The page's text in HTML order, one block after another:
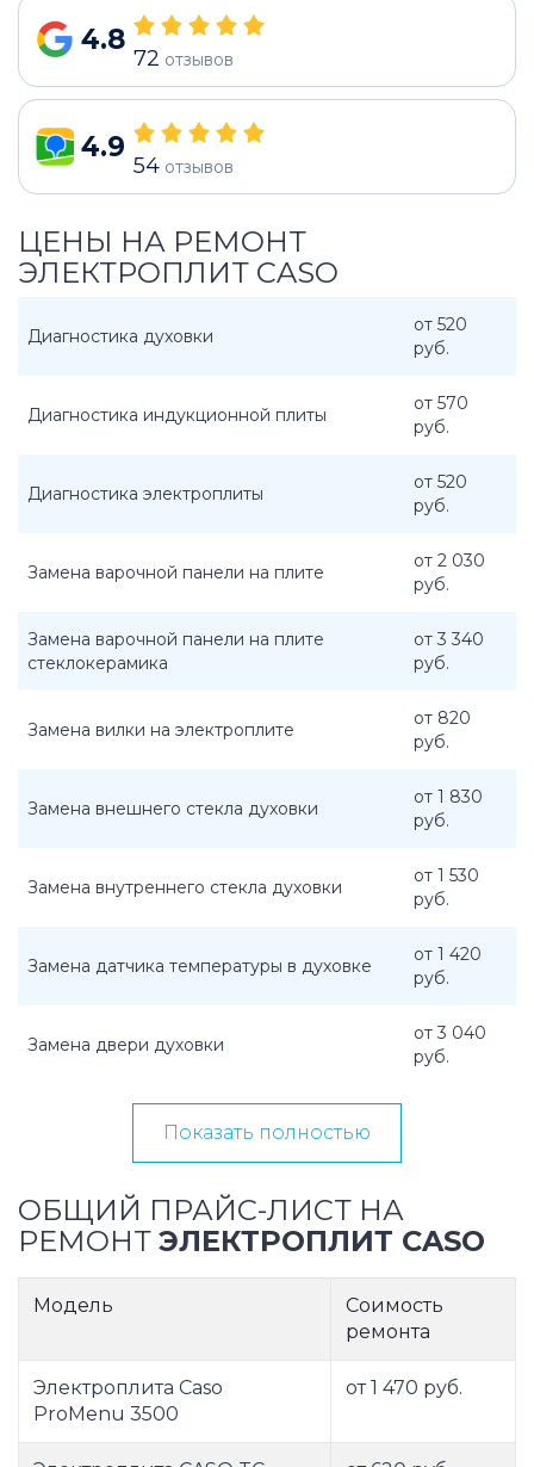
4.8
72 отзывов
4.9
54 отзывов
ЦЕНЫ НА РЕМОНТ
ЭЛЕКТРОПЛИТ CASO
Диагностика духовки
от 520
руб.
Диагностика индукционной плиты
от 570
руб.
Диагностика электроплиты
от 520
руб.
Замена варочной панели на плите
от 2 030
руб.
Замена варочной панели на плите
стеклокерамика
от 3 340
руб.
Замена вилки на электроплите
от 820
руб.
Замена внешнего стекла духовки
от 1 830
руб.
Замена внутреннего стекла духовки
от 1 530
руб.
Замена датчика температуры в духовке
от 1 420
руб.
Замена двери духовки
от 3 040
руб.
Показать полностью
ОБЩИЙ ПРАЙС-ЛИСТ НА
РЕМОНТ ЭЛЕКТРОПЛИТ CASO
Модель
Соимость
ремонта
Электроплита Caso
ProMenu 3500
от 1 470 руб.